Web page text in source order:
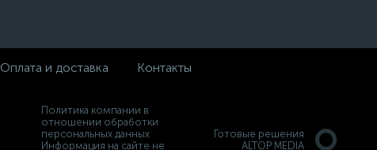
Оплата и доставка Контакты
Политика компании в
отношении обработки
персональных данных
Информация на сайте не
Готовые решения
ALTOP MEDIA